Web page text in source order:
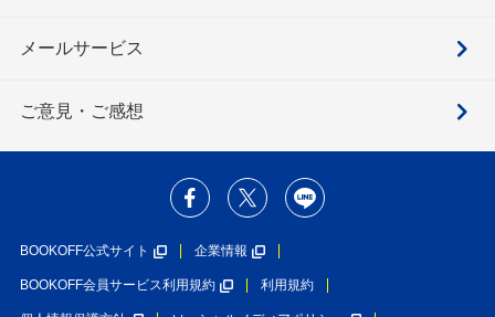
メールサービス
ご意見・ご感想
BOOKOFF公式サイト 企業情報
BOOKOFF会員サービス利用規約 利用規約